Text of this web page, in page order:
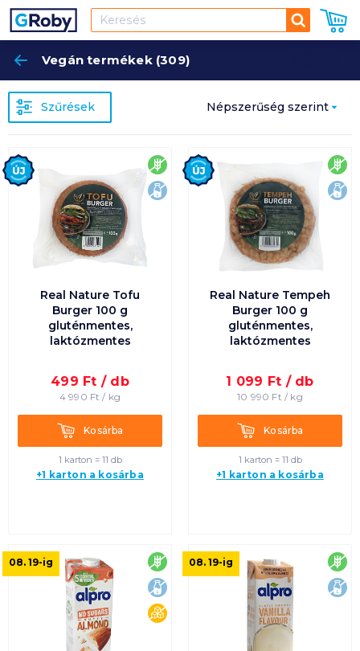
Keresés
Vegán termékek (309)
Szűrések Népszerűség szerint
Ár szerint növekvő
Ár szerint csökkenő
Egységár szerint
növekvő
Egységár szerint
csökkenő
Termék neve A-Z
Termék neve Z-A
gluténmentes
laktózmentes
Real Nature Tofu
Burger 100 g
gluténmentes,
laktózmentes
499 Ft / db
4 990 Ft / kg
KosárbaKosárba
1 karton = 11 db
+1 karton a kosárba
Új
Real Nature Tempeh
Burger 100 g
gluténmentes,
laktózmentes
1 099 Ft / db
10 990 Ft / kg
KosárbaKosárba
1 karton = 11 db
+1 karton a kosárba
Új
gluténmentes
laktózmentes
cukormentes
08. 19-ig 08. 19-ig